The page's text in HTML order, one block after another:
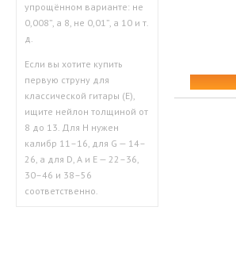
упрощённом варианте: не
0,008”, а 8, не 0,01”, а 10 и т.
д.
Если вы хотите купить
первую струну для
классической гитары (E),
ищите нейлон толщиной от
8 до 13. Для H нужен
калибр 11–16, для G — 14–
26, а для D, A и E — 22–36,
30–46 и 38–56
соответственно.